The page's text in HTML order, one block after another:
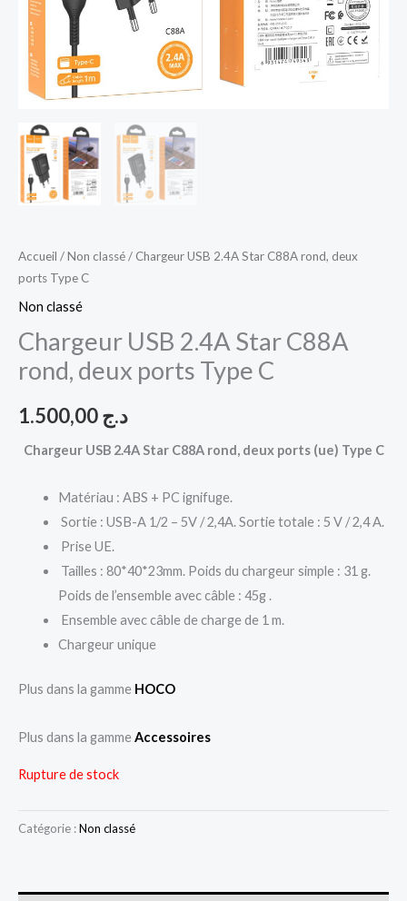
Accueil /Non classé/ Chargeur USB 2.4A Star C88A rond, deux
ports Type C
Non classé
Chargeur USB 2.4A Star C88A
rond, deux ports Type C
د.ج
Chargeur USB 2.4A Star C88A rond, deux ports (ue) Type C
Matériau : ABS + PC ignifuge.
Sortie : USB-A 1/2 – 5V / 2,4A. Sortie totale : 5 V / 2,4 A.
Prise UE.
Tailles : 80*40*23mm. Poids du chargeur simple : 31 g.
Poids de l’ensemble avec câble : 45g .
Ensemble avec câble de charge de 1 m.
Chargeur unique
Plus dans la gamme HOCO
Plus dans la gammeAccessoires
Rupture de stock
Catégorie :Non classé